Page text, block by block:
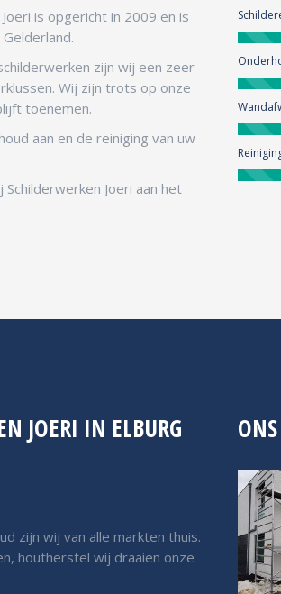
is opgericht in 2009 en is
zijn wij een zeer
Wij zijn trots op onze
toenemen.
aan en de reiniging van uw
Joeri aan het
JOERI IN ELBURG
zijn wij van alle markten thuis.
houtherstel wij draaien onze